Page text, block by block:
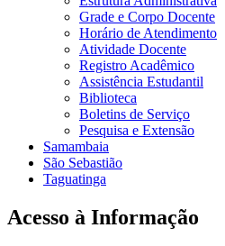
Grade e Corpo Docente
Horário de Atendimento
Atividade Docente
Registro Acadêmico
Assistência Estudantil
Biblioteca
Boletins de Serviço
Pesquisa e Extensão
Samambaia
São Sebastião
Taguatinga
Acesso à Informação